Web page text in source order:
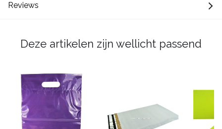
Reviews
Deze artikelen zijn wellicht passend